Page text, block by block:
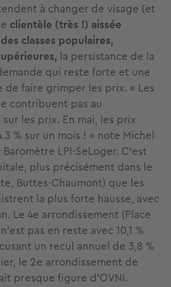
à changer de visage (et
clientèle (très !) aissée
classes populaires,
la persistance de la
qui reste forte et une
faire grimper les prix. « Les
contribuent pas au
les prix. En mai, les prix
% sur un mois ! » note Michel
LPI-SeLoger. C’est
plus précisément dans le
Buttes-Chaumont) que les
la plus forte hausse, avec
Le 4e arrondissement (Place
pas en reste avec 10,1 %
un recul annuel de 3,8 %
le 2e arrondissement de
presque figure d'OVNI.